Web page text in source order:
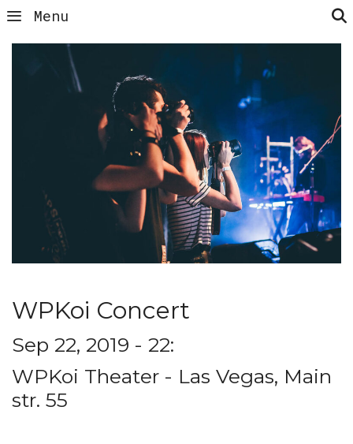
Menu
WPKoi Concert
Sep 22, 2019 - 22:
WPKoi Theater - Las Vegas, Main
str. 55